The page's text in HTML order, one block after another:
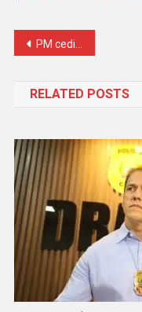
Navegação
Post
PM cedido ao Tribunal de Justiça do Rio vazava operações para o Comando Vermelho, diz investigação da PF
RELATED POSTS